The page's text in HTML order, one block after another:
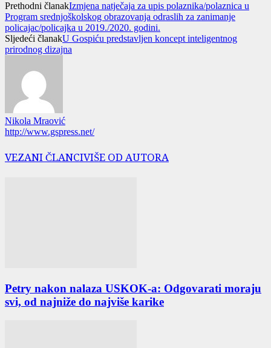
Prethodni članakIzmjena natječaja za upis polaznika/polaznica u
Program srednjoškolskog obrazovanja odraslih za zanimanje
policajac/policajka u 2019./2020. godini.
Sljedeći članakU Gospiću predstavljen koncept inteligentnog
prirodnog dizajna
Nikola Mraović
http://www.gspress.net/
VEZANI ČLANCIVIŠE OD AUTORA
Petry nakon nalaza USKOK-a: Odgovarati moraju
svi, od najniže do najviše karike